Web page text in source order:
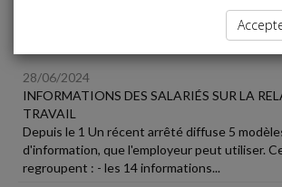
28/06/2024
INFORMATIONS DES SALARIÉS SUR LA
TRAVAIL
Depuis le 1 Un récent arrêté diffuse 5
d'information, que l'employeur peut utiliser.
regroupent : - les 14 informations...